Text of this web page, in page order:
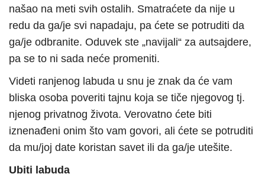
našao na meti svih ostalih. Smatraćete da nije u
redu da ga/je svi napadaju, pa ćete se potruditi da
ga/je odbranite. Oduvek ste „navijali“ za autsajdere,
pa se to ni sada neće promeniti.
Videti ranjenog labuda u snu je znak da će vam
bliska osoba poveriti tajnu koja se tiče njegovog tj.
njenog privatnog života. Verovatno ćete biti
iznenađeni onim što vam govori, ali ćete se potruditi
da mu/joj date koristan savet ili da ga/je utešite.
Ubiti labuda